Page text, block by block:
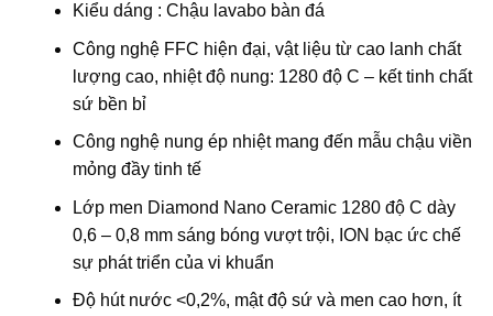
Kiểu dáng : Chậu lavabo bàn đá
Công nghệ FFC hiện đại, vật liệu từ cao lanh chất
lượng cao, nhiệt độ nung: 1280 độ C – kết tinh chất
sứ bền bỉ
Công nghệ nung ép nhiệt mang đến mẫu chậu viền
mỏng đầy tinh tế
Lớp men Diamond Nano Ceramic 1280 độ C dày
0,6 – 0,8 mm sáng bóng vượt trội, ION bạc ức chế
sự phát triển của vi khuẩn
Độ hút nước <0,2%, mật độ sứ và men cao hơn, ít